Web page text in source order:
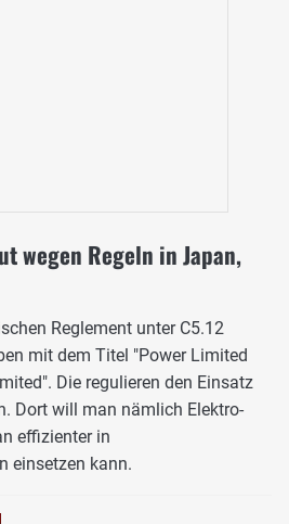
wegen Regeln in Japan,
Reglement unter C5.12
mit dem Titel "Power Limited
Die regulieren den Einsatz
Dort will man nämlich Elektro-
effizienter in
einsetzen kann.